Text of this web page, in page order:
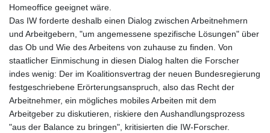
KES 149.083075
KGS 100.783234
KHR 4675.235131
KMF 492.105126
KRW 1640.600173
KWD 0.356874
KYD 0.960205
KZT 539.927945
LAK 26033.64904
Homeoffice geeignet wäre.
Das IW forderte deshalb einen Dialog zwischen Arbeitnehmern
und Arbeitgebern, "um angemessene spezifische Lösungen" über
das Ob und Wie des Arbeitens von zuhause zu finden. Von
staatlicher Einmischung in diesen Dialog halten die Forscher
indes wenig: Der im Koalitionsvertrag der neuen Bundesregierung
festgeschriebene Erörterungsanspruch, also das Recht der
Arbeitnehmer, ein mögliches mobiles Arbeiten mit dem
Arbeitgeber zu diskutieren, riskiere den Aushandlungsprozess
"aus der Balance zu bringen", kritisierten die IW-Forscher.